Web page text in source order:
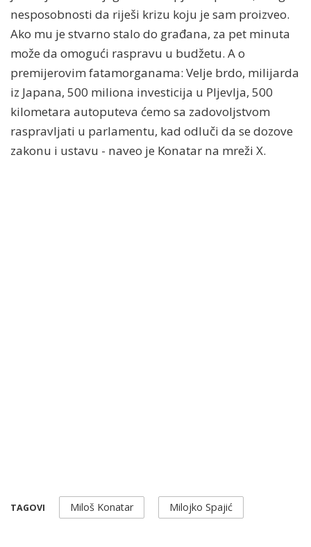
nesposobnosti da riješi krizu koju je sam proizveo.
Ako mu je stvarno stalo do građana, za pet minuta
može da omogući raspravu u budžetu. A o
premijerovim fatamorganama: Velje brdo, milijarda
iz Japana, 500 miliona investicija u Pljevlja, 500
kilometara autoputeva ćemo sa zadovoljstvom
raspravljati u parlamentu, kad odluči da se dozove
zakonu i ustavu - naveo je Konatar na mreži X.
TAGOVI Miloš Konatar Milojko Spajić